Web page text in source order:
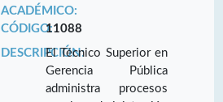
ACADÉMICO:
CÓDIGO:11088
DESCRIPCIÓN:El Técnico Superior en
Gerencia Pública
administra procesos